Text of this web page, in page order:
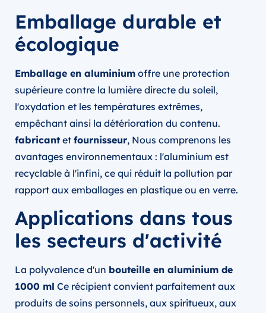
Emballage durable et
écologique
Emballage en aluminium offre une protection
supérieure contre la lumière directe du soleil,
l'oxydation et les températures extrêmes,
empêchant ainsi la détérioration du contenu.
fabricant et fournisseur, Nous comprenons les
avantages environnementaux : l'aluminium est
recyclable à l'infini, ce qui réduit la pollution par
rapport aux emballages en plastique ou en verre.
Applications dans tous
les secteurs d'activité
La polyvalence d'un bouteille en aluminium de
1000 ml Ce récipient convient parfaitement aux
produits de soins personnels, aux spiritueux, aux